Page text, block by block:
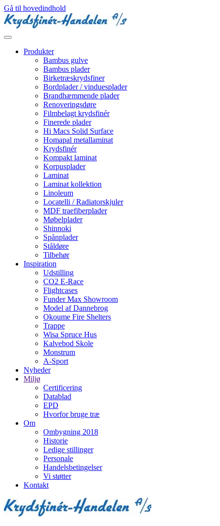
Gå til hovedindhold
Produkter
Bambus gulve
Bambus plader
Birketræskrydsfiner
Bordplader / vinduesplader
Brandhæmmende plader
Renoveringsdøre
Filmbelagt krydsfinér
Finerede plader
Hi Macs Solid Surface
Homapal metallaminat
Krydsfinér
Kompakt laminat
Korpusplader
Laminat
Laminat kollektion
Linoleum
Locatelli / Radiatorskjuler
MDF traefiberplader
Møbelplader
Shinnoki
Spånplader
Ståldøre
Tilbehør
Inspiration
Udstilling
CO2 E-Race
Flightcases
Funder Max Showroom
Model af Dannebrog
Okoume Fire Shelters
Trappe
Wisa Spruce Hus
Kalvebod Skole
Monstrum
A-Sport
Nyheder
Miljø
Certificering
Datablad
EPD
Hvorfor bruge træ
Om
Ombygning 2018
Historie
Ledige stillinger
Personale
Handelsbetingelser
Vi støtter
Kontakt